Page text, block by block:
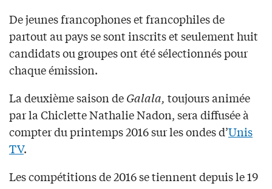
De jeunes francophones et francophiles de
partout au pays se sont inscrits et seulement huit
candidats ou groupes ont été sélectionnés pour
chaque émission.
La deuxième saison deGalala, toujours animée
par la Chiclette Nathalie Nadon, sera diffusée à
compter du printemps 2016 sur les ondes d’Unis
TV.
Les compétitions de 2016 se tiennent depuis le 19